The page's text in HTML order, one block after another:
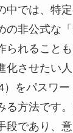
中では、特
の非公式な
られること
化させたい
をパスワー
る方法です
段であり、